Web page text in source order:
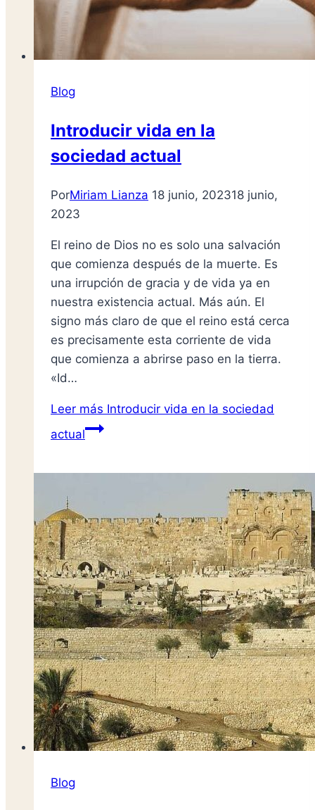
Blog
Introducir vida en la
sociedad actual
PorMiriam Lianza 18 junio, 202318 junio,
2023
El reino de Dios no es solo una salvación
que comienza después de la muerte. Es
una irrupción de gracia y de vida ya en
nuestra existencia actual. Más aún. El
signo más claro de que el reino está cerca
es precisamente esta corriente de vida
que comienza a abrirse paso en la tierra.
«Id…
Leer más Introducir vida en la sociedad
actual
Blog